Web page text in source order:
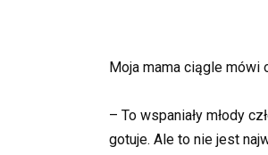
Moja mama ciągle mówi
– To wspaniały młody
gotuje. Ale to nie jest